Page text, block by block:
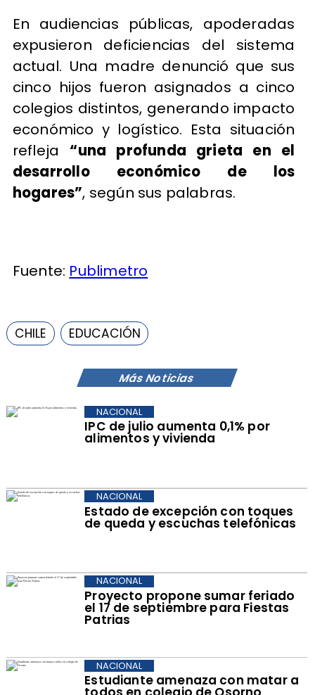
Más Noticias
IPC de julio aumenta 0,1% por
alimentos y vivienda
NACIONAL
Estado de excepción con toques
de queda y escuchas telefónicas
NACIONAL
Proyecto propone sumar feriado
el 17 de septiembre para Fiestas
Patrias
NACIONAL
Estudiante amenaza con matar a
NACIONAL
En audiencias públicas, apoderadas
expusieron deficiencias del sistema
actual. Una madre denunció que sus
cinco hijos fueron asignados a cinco
colegios distintos, generando impacto
económico y logístico. Esta situación
refleja “una profunda grieta en el
desarrollo económico de los
hogares”, según sus palabras.
Fuente: Publimetro
CHILE EDUCACIÓN